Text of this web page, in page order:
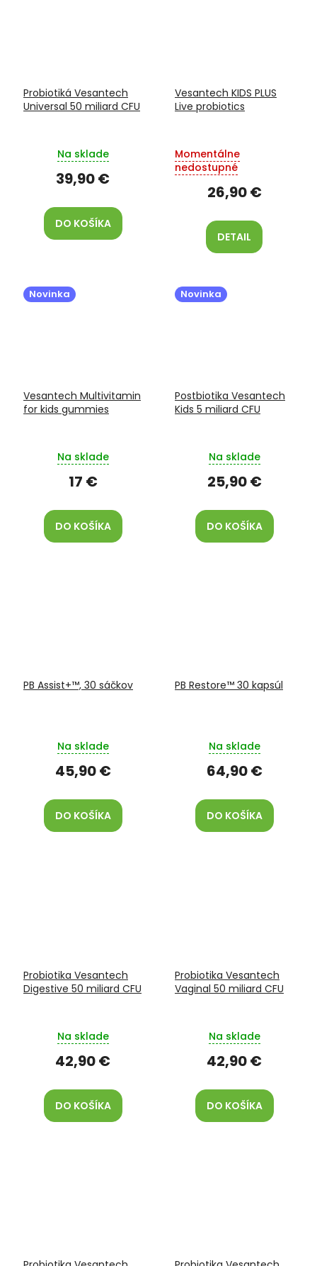
Probiotiká Vesantech
Universal 50 miliard CFU
Na sklade
39,90 €
DO KOŠÍKA
Vesantech KIDS PLUS
Live probiotics
Momentálne
nedostupné
26,90 €
DETAIL
Novinka
Vesantech Multivitamin
for kids gummies
Na sklade
17 €
DO KOŠÍKA
Novinka
Postbiotika Vesantech
Kids 5 miliard CFU
Na sklade
25,90 €
DO KOŠÍKA
PB Assist+™, 30 sáčkov
Na sklade
45,90 €
DO KOŠÍKA
PB Restore™ 30 kapsúl
Na sklade
64,90 €
DO KOŠÍKA
Probiotika Vesantech
Digestive 50 miliard CFU
Na sklade
42,90 €
DO KOŠÍKA
Probiotika Vesantech
Vaginal 50 miliard CFU
Na sklade
42,90 €
DO KOŠÍKA